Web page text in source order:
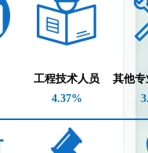
工程技术人员
4.37%
其他专